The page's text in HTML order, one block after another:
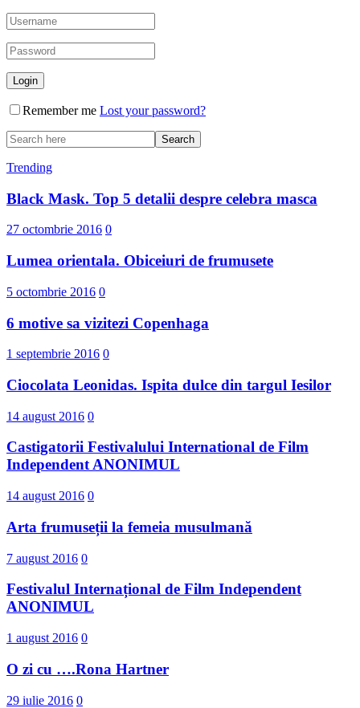
Remember me Lost your password?
Trending
Black Mask. Top 5 detalii despre celebra masca
27 octombrie 2016 0
Lumea orientala. Obiceiuri de frumusete
5 octombrie 2016 0
6 motive sa vizitezi Copenhaga
1 septembrie 2016 0
Ciocolata Leonidas. Ispita dulce din targul Iesilor
14 august 2016 0
Castigatorii Festivalului International d​e Film
Independent ANONIMUL
14 august 2016 0
Arta frumuseții la femeia musulmană
7 august 2016 0
Festivalul Internațional de Film Independent
ANONIMUL
1 august 2016 0
O zi cu ….Rona Hartner
29 iulie 2016 0